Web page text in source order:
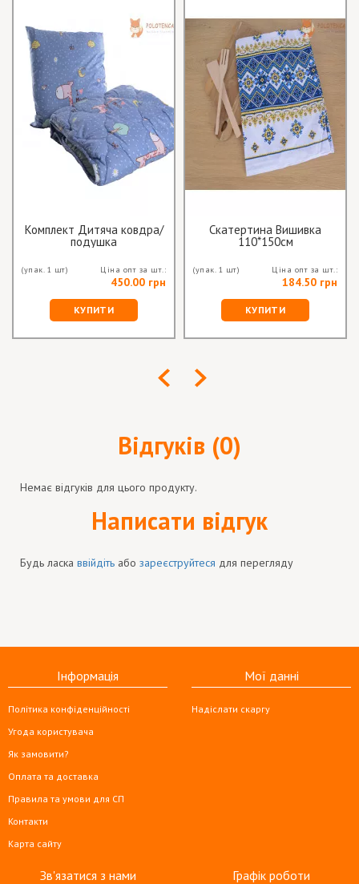
Комплект Дитяча ковдра/
подушка
(упак. 1 шт) Ціна опт за шт.:
450.00 грн
КУПИТИ
Скатертина Вишивка
110*150см
(упак. 1 шт) Ціна опт за шт.:
184.50 грн
КУПИТИ
Відгуків (0)
Немає відгуків для цього продукту.
Написати відгук
Будь ласка ввійдіть або зареєструйтеся для перегляду
Інформація
Політика конфіденційності
Угода користувача
Як замовити?
Оплата та доставка
Правила та умови для СП
Контакти
Карта сайту
Мої данні
Надіслати скаргу
Зв'язатися з нами Графік роботи